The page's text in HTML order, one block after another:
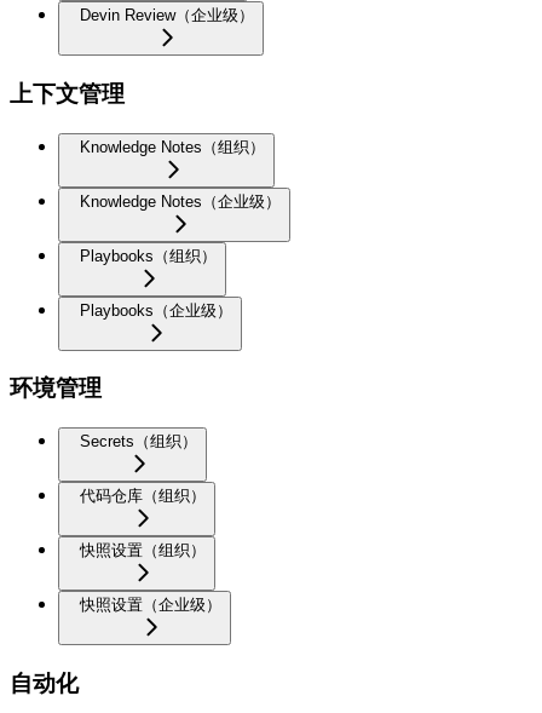
Devin Review（企业级）
上下文管理
Knowledge Notes（组织）
Knowledge Notes（企业级）
Playbooks（组织）
Playbooks（企业级）
环境管理
Secrets（组织）
代码仓库（组织）
快照设置（组织）
快照设置（企业级）
自动化